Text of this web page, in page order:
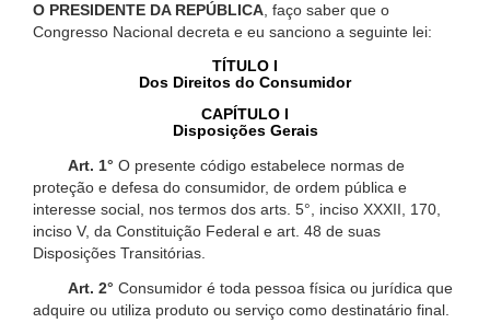
O PRESIDENTE DA REPÚBLICA , faço saber que o
Congresso Nacional decreta e eu sanciono a seguinte lei:
TÍTULO I
Dos Direitos do Consumidor
CAPÍTULO I
Disposições Gerais
Art. 1° O presente código estabelece normas de
proteção e defesa do consumidor, de ordem pública e
interesse social, nos termos dos arts. 5°, inciso XXXII, 170,
inciso V, da Constituição Federal e art. 48 de suas
Disposições Transitórias.
Art. 2° Consumidor é toda pessoa física ou jurídica que
adquire ou utiliza produto ou serviço como destinatário final.